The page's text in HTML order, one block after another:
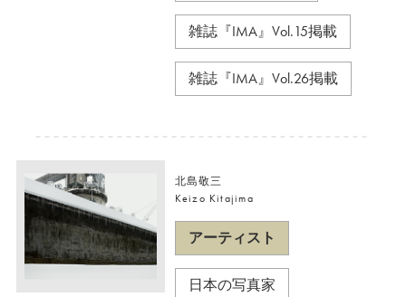
雑誌『IMA』Vol.15掲載
雑誌『IMA』Vol.26掲載
北島敬三
Keizo Kitajima
アーティスト
日本の写真家